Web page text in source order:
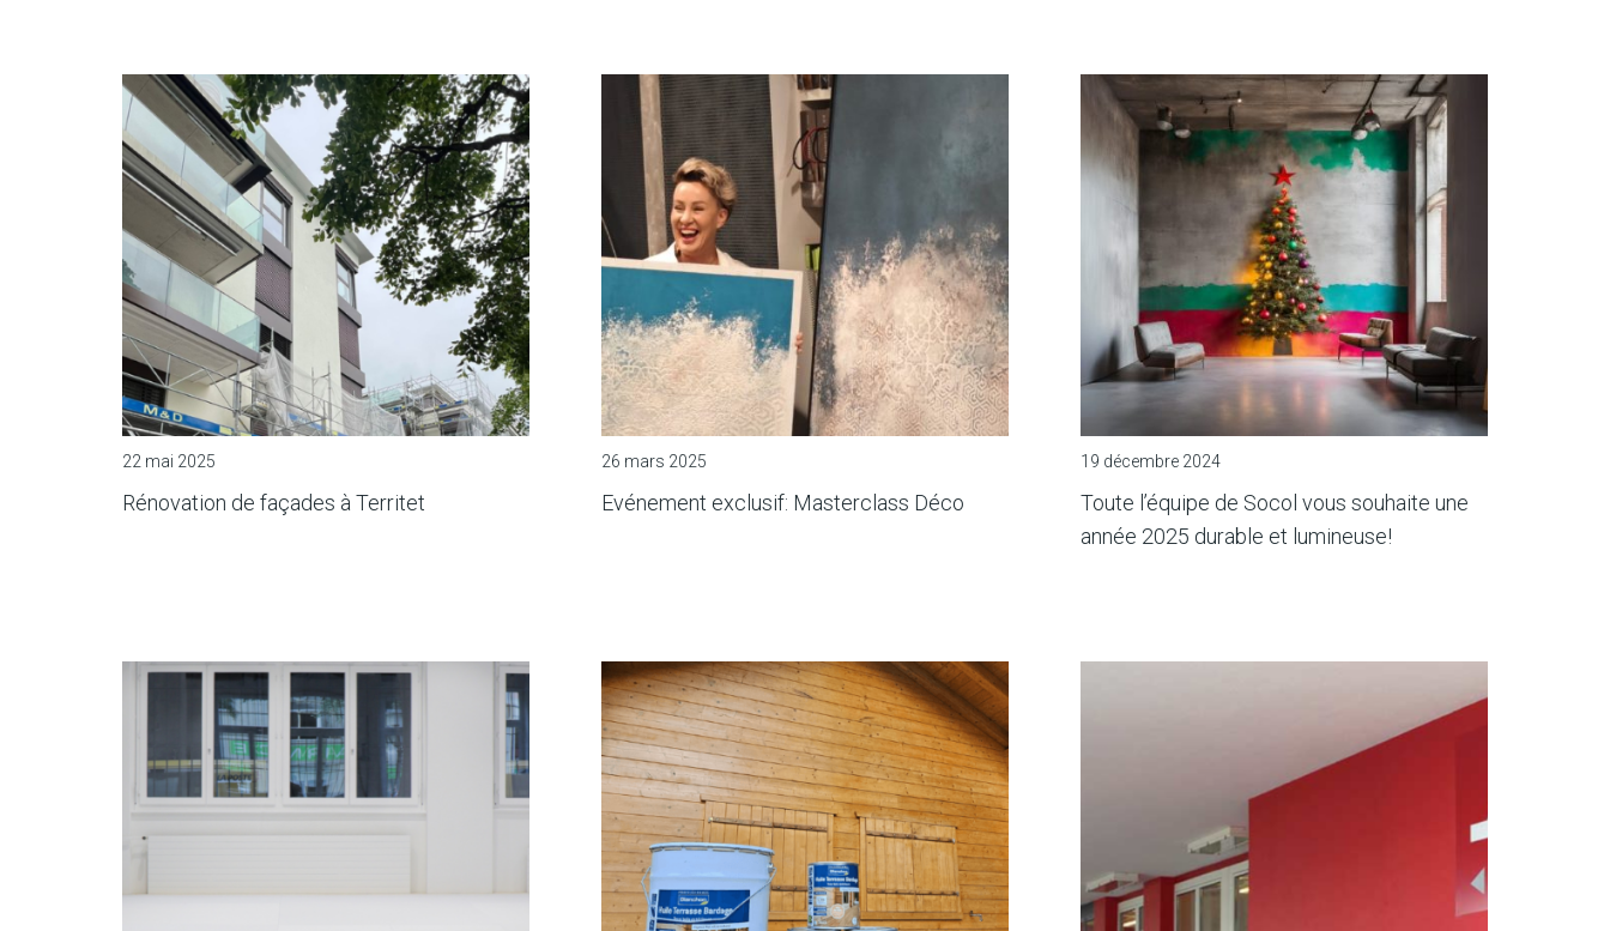
22 mai 2025
Rénovation de façades à Territet
26 mars 2025
Evénement exclusif: Masterclass Déco
19 décembre 2024
Toute l’équipe de Socol vous souhaite une
année 2025 durable et lumineuse!